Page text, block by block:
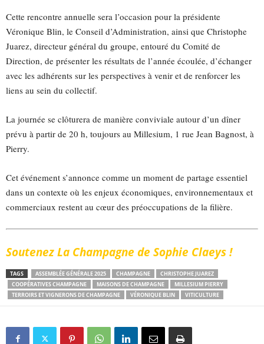
Cette rencontre annuelle sera l’occasion pour la présidente
Véronique Blin, le Conseil d’Administration, ainsi que Christophe
Juarez, directeur général du groupe, entouré du Comité de
Direction, de présenter les résultats de l’année écoulée, d’échanger
avec les adhérents sur les perspectives à venir et de renforcer les
liens au sein du collectif.
La journée se clôturera de manière conviviale autour d’un dîner
prévu à partir de 20 h, toujours au Millesium, 1 rue Jean Bagnost, à
Pierry.
Cet événement s’annonce comme un moment de partage essentiel
dans un contexte où les enjeux économiques, environnementaux et
commerciaux restent au cœur des préoccupations de la filière.
Soutenez La Champagne de Sophie Claeys !
TAGS ASSEMBLÉE GÉNÉRALE 2025 CHAMPAGNE
CHRISTOPHE JUAREZ
COOPÉRATIVES CHAMPAGNE
MAISONS DE CHAMPAGNE
MILLESIUM PIERRY
TERROIRS ET VIGNERONS DE CHAMPAGNE
VÉRONIQUE BLIN VITICULTURE